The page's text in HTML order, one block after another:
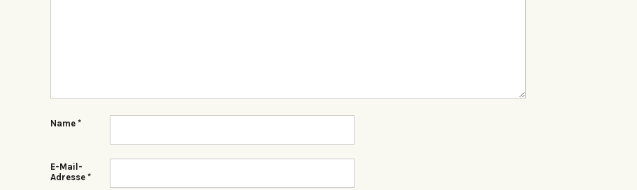
Name *
E-Mail-
Adresse *